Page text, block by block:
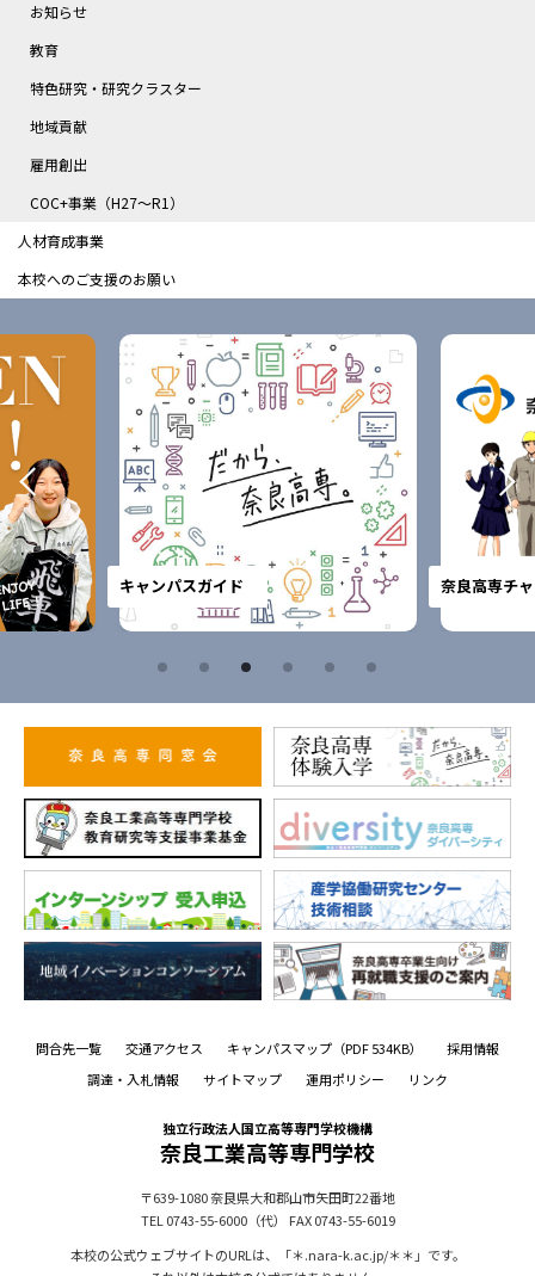
お知らせ
教育
特色研究・研究クラスター
地域貢献
雇用創出
COC+事業（H27～R1）
人材育成事業
本校へのご支援のお願い
キャンパスガイド 奈良高専チ
問合先一覧 交通アクセス キャンパスマップ （PDF 534KB）
採用情報
調達・入札情報
サイトマップ 運用ポリシー リンク
独立行政法人国立高等専門学校機構
奈良工業高等専門学校
〒639-1080奈良県大和郡山市矢田町22番地
TEL 0743-55-6000（代）
FAX 0743-55-6019
本校の公式ウェブサイトのURLは、「＊.nara-k.ac.jp/＊＊」です。